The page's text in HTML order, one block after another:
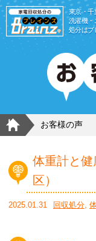
東京/埼
東京・千
洗濯機・
処分はブ
HOME
お客様の声
体重計と健
区）
2025.01.31 回収処分,